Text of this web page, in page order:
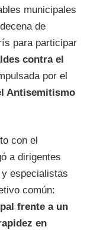
municipales
de
para participar
contra el
por el
Antisemitismo
con el
a dirigentes
especialistas
común:
frente a un
en